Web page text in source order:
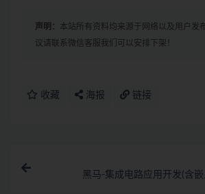
声明： 本站所有资料均来源于网络以及用户发
议请联系微信客服我们可以安排下架！
收藏 海报 链接
黑马-集成电路应用开发(含